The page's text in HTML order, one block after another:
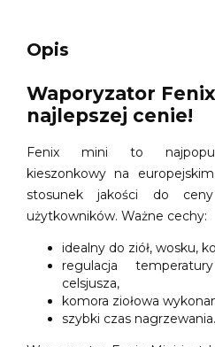
Opis
Waporyzator
najlepszej cenie!
Fenix mini to
kieszonkowy na
stosunek jakości do
użytkowników. Ważne cechy:
idealny do ziół, wosku,
regulacja
celsjusza,
komora ziołowa
szybki czas nagrzewania.